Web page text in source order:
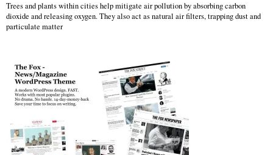
Trees and plants within cities help mitigate air pollution by absorbing carbon
dioxide and releasing oxygen. They also act as natural air filters, trapping dust and
particulate matter